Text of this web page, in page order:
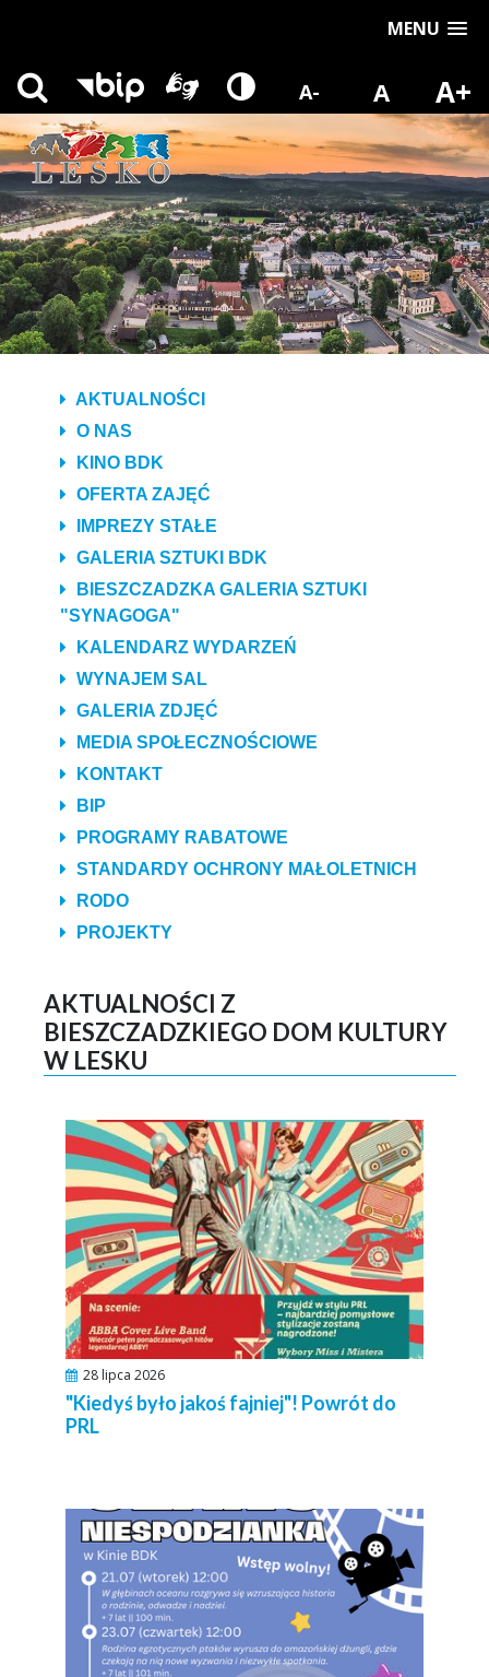
MENU
A- A A+
AKTUALNOŚCI
O NAS
KINO BDK
OFERTA ZAJĘĆ
IMPREZY STAŁE
GALERIA SZTUKI BDK
BIESZCZADZKA GALERIA SZTUKI
"SYNAGOGA"
KALENDARZ WYDARZEŃ
WYNAJEM SAL
GALERIA ZDJĘĆ
MEDIA SPOŁECZNOŚCIOWE
KONTAKT
BIP
PROGRAMY RABATOWE
STANDARDY OCHRONY MAŁOLETNICH
RODO
PROJEKTY
AKTUALNOŚCI Z
BIESZCZADZKIEGO DOM KULTURY
W LESKU
28 lipca 2026
"Kiedyś było jakoś fajniej"! Powrót do
PRL